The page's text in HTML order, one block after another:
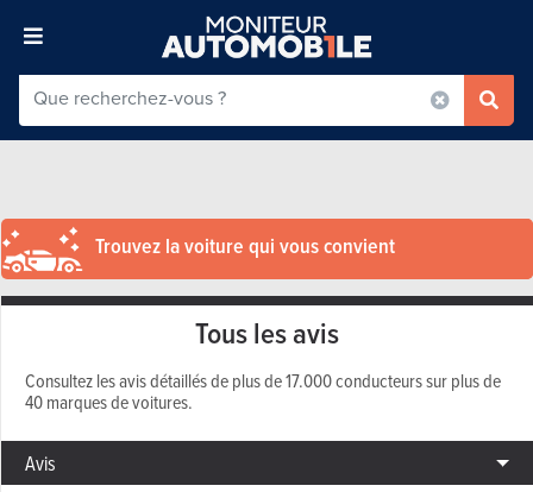
Trouvez la voiture qui vous convient
Tous les avis
Consultez les avis détaillés de plus de 17.000 conducteurs sur plus de
40 marques de voitures.
Avis